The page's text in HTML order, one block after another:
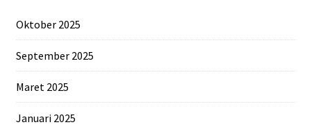
Oktober 2025
September 2025
Maret 2025
Januari 2025